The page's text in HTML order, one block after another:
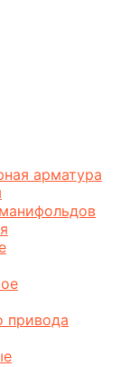
арматура
привода